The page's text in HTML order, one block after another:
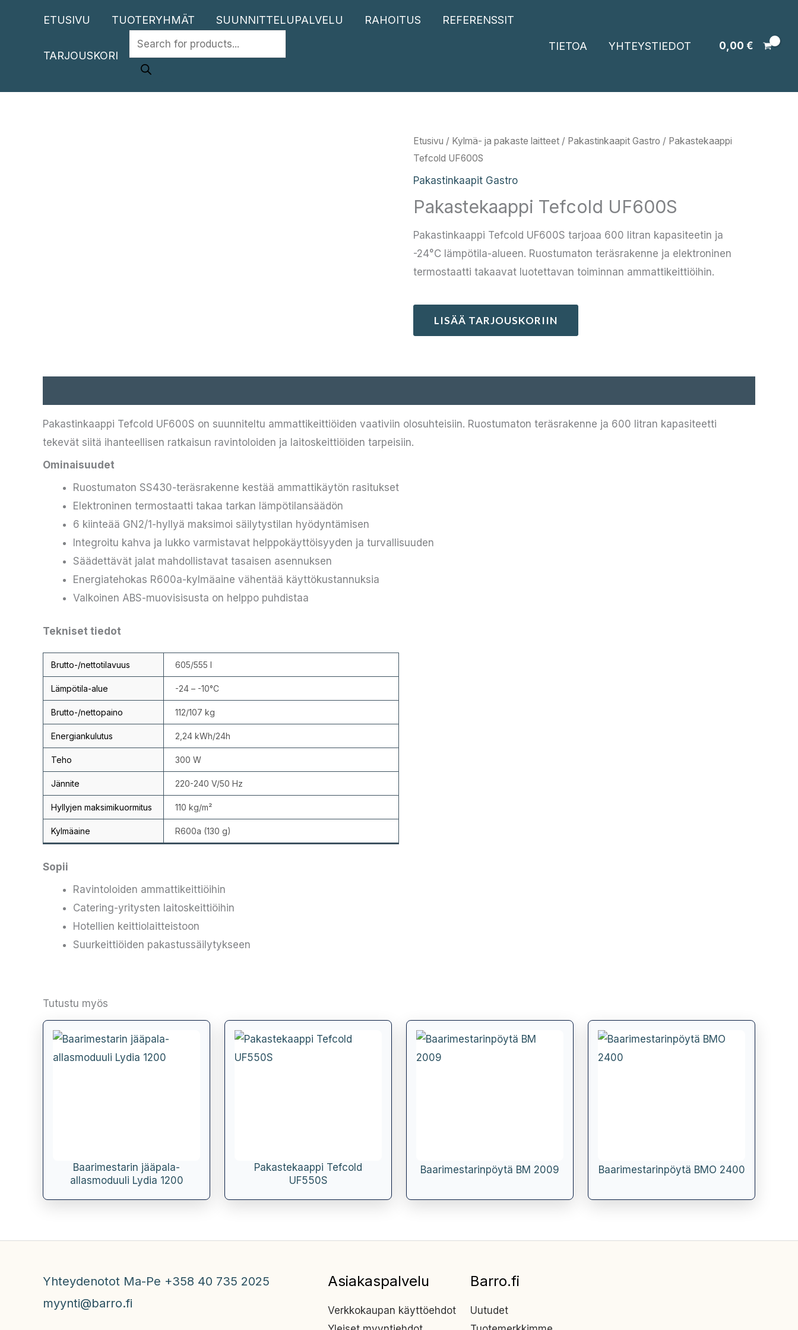
ETUSIVU TUOTERYHMÄT SUUNNITTELUPALVELU RAHOITUS REFERENSSIT
TARJOUSKORI
PRODUCTS
SEARCH
TIETOA YHTEYSTIEDOT 0,00 €
Etusivu / Kylmä- ja pakaste laitteet / Pakastinkaapit Gastro / Pakastekaappi
Tefcold UF600S
Pakastinkaapit Gastro
Pakastekaappi Tefcold UF600S
Pakastinkaappi Tefcold UF600S tarjoaa 600 litran kapasiteetin ja
-24°C lämpötila-alueen. Ruostumaton teräsrakenne ja elektroninen
termostaatti takaavat luotettavan toiminnan ammattikeittiöihin.
LISÄÄ TARJOUSKORIIN
Pakastinkaappi Tefcold UF600S on suunniteltu ammattikeittiöiden vaativiin olosuhteisiin. Ruostumaton teräsrakenne ja 600 litran kapasiteetti
tekevät siitä ihanteellisen ratkaisun ravintoloiden ja laitoskeittiöiden tarpeisiin.
Ominaisuudet
Ruostumaton SS430-teräsrakenne kestää ammattikäytön rasitukset
Elektroninen termostaatti takaa tarkan lämpötilansäädön
6 kiinteää GN2/1-hyllyä maksimoi säilytystilan hyödyntämisen
Integroitu kahva ja lukko varmistavat helppokäyttöisyyden ja turvallisuuden
Säädettävät jalat mahdollistavat tasaisen asennuksen
Energiatehokas R600a-kylmäaine vähentää käyttökustannuksia
Valkoinen ABS-muovisisusta on helppo puhdistaa
Tekniset tiedot
Brutto-/nettotilavuus 605/555 l
Lämpötila-alue -24 – -10°C
Brutto-/nettopaino 112/107 kg
Energiankulutus 2,24 kWh/24h
Teho 300 W
Jännite 220-240 V/50 Hz
Hyllyjen maksimikuormitus 110 kg/m²
Kylmäaine R600a (130 g)
Sopii
Ravintoloiden ammattikeittiöihin
Catering-yritysten laitoskeittiöihin
Hotellien keittiolaitteistoon
Suurkeittiöiden pakastussäilytykseen
Tutustu myös
Baarimestarin jääpala-
allasmoduuli Lydia 1200
Pakastekaappi Tefcold
UF550S
Baarimestarinpöytä BM 2009 Baarimestarinpöytä BMO 2400
Yhteydenotot Ma-Pe +358 40 735 2025
myynti@barro.fi
Asiakaspalvelu
Verkkokaupan käyttöehdot
Barro.fi
Uutudet